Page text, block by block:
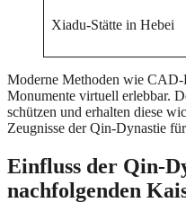
Xiadu-Stätte in Hebei
Moderne Methoden wie CAD-
Monumente virtuell erlebbar.
schützen und erhalten diese
Zeugnisse der Qin-Dynastie
Einfluss der Qin-
nachfolgenden